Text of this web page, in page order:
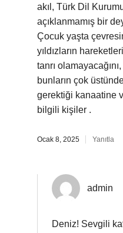
akıl, Türk Dil
açıklanmamış bir
Çocuk yaşta
yıldızların
tanrı
bunların çok
gerektiği kanaatine
bilgili kişiler .
Ocak 8, 2025 Yanıtla
admin
Deniz! Sevgili